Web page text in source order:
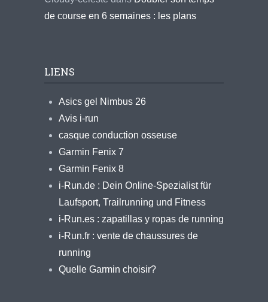
de course en 6 semaines : les plans
LIENS
Asics gel Nimbus 26
Avis i-run
casque conduction osseuse
Garmin Fenix 7
Garmin Fenix 8
i-Run.de : Dein Online-Spezialist für
Laufsport, Trailrunning und Fitness
i-Run.es : zapatillas y ropas de running
i-Run.fr : vente de chaussures de
running
Quelle Garmin choisir?